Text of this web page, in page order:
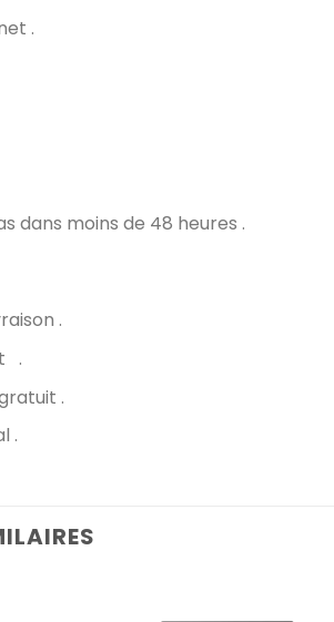
.
dans moins de 48 heures .
.
.
.
.